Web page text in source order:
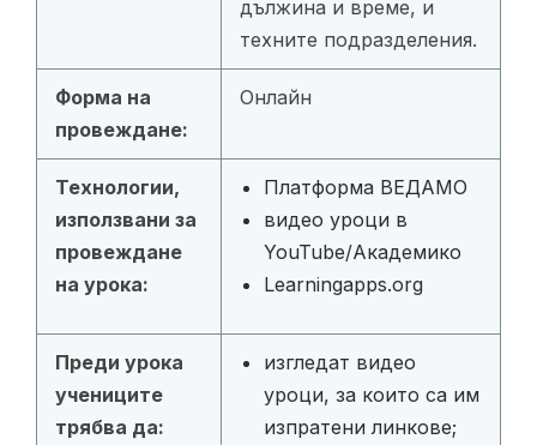
дължина и време, и
техните подразделения.
Форма на
провеждане:
Онлайн
Технологии,
използвани за
провеждане
на урока:
Платформа ВЕДАМО
видео уроци в
YouTube/Академико
Learningapps.org
Преди урока
учениците
трябва да:
изгледат видео
уроци, за които са им
изпратени линкове;